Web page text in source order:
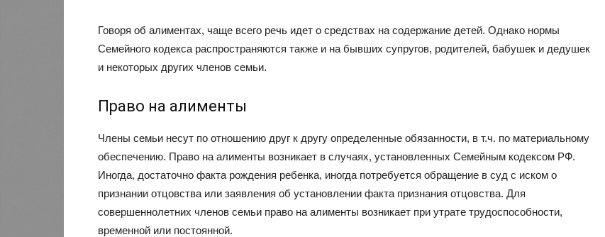
Говоря об алиментах, чаще всего речь идет о средствах на содержание детей. Однако нормы
Семейного кодекса распространяются также и на бывших супругов, родителей, бабушек и дедушек
и некоторых других членов семьи.
Право на алименты
Члены семьи несут по отношению друг к другу определенные обязанности, в т.ч. по материальному
обеспечению. Право на алименты возникает в случаях, установленных Семейным кодексом РФ.
Иногда, достаточно факта рождения ребенка, иногда потребуется обращение в суд с иском о
признании отцовства или заявления об установлении факта признания отцовства. Для
совершеннолетних членов семьи право на алименты возникает при утрате трудоспособности,
временной или постоянной.